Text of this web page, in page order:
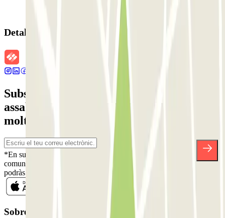
Detalls de la reserva
Subscriu-te a nostra newsletter i
assabenta't de descomptes, sortejos i
moltes altres sorpreses.
*En subscriure't acceptes la nostra Política de Privacitat per a rebre
comunicacions comercials de Parclick. Sense cap compromís,
podràs donar-te de baixa quan vulguis en la mateixa newsletter.
Sobre Parclick